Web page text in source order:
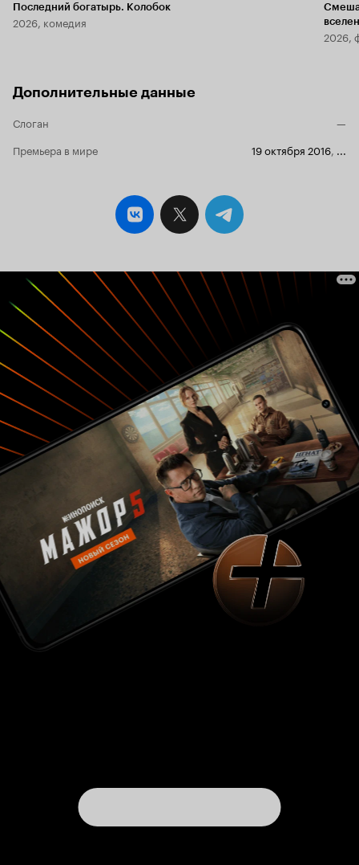
Последний богатырь. Колобок
2026, комедия
2026,
Дополнительные данные
Слоган
—
Премьера в мире
19 октября 2016, ...